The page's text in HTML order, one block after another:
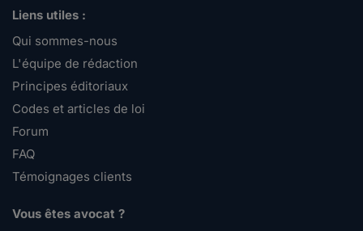
Liens utiles :
Qui sommes-nous
L'équipe de rédaction
Principes éditoriaux
Codes et articles de loi
Forum
FAQ
Témoignages clients
Vous êtes avocat ?